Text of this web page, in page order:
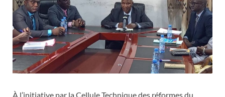
À l’initiative par la Cellule Technique des réformes du